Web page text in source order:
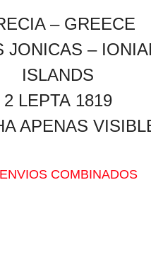
– GREECE
JONICAS –
ISLANDS
2 LEPTA 1819
APENAS
COMBINADOS